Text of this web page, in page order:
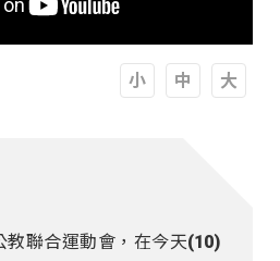
教聯合運動會，在今天(10)